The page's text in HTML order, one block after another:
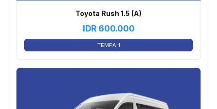
Toyota Rush 1.5 (A)
IDR 600.000
TEMPAH